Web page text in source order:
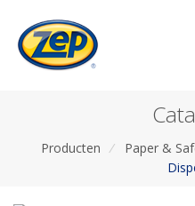
Producten / Paper &